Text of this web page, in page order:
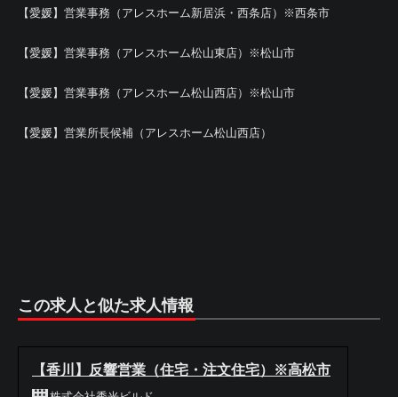
【愛媛】営業事務（アレスホーム新居浜・西条店）※西条市
【愛媛】営業事務（アレスホーム松山東店）※松山市
【愛媛】営業事務（アレスホーム松山西店）※松山市
【愛媛】営業所長候補（アレスホーム松山西店）
この求人と似た求人情報
【香川】反響営業（住宅・注文住宅）※高松市